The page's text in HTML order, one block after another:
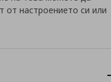
от настроението си или